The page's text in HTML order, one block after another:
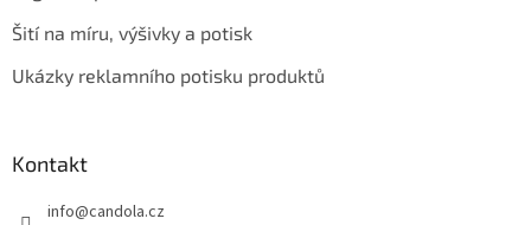
Šití na míru, výšivky a potisk
Ukázky reklamního potisku produktů
Kontakt
info@candola.cz